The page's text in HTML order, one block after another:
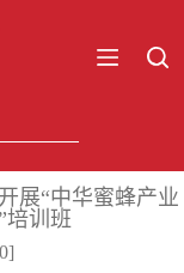
展“中华蜜蜂产业
培训班
]